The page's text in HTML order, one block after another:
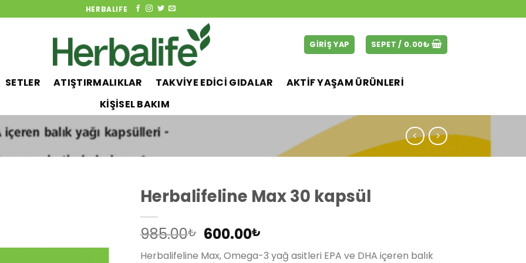
HERBALIFE
GIRIŞ YAP SEPET / 0.00₺
SETLER ATIŞTIRMALIKLAR TAKVİYE EDİCİ GIDALAR
AKTİF YAŞAM ÜRÜNLERİ
KİŞİSEL BAKIM
wishlist
Herbalifeline Max 30 kapsül
985.00₺ Orijinal
fiyat:
600.00₺
andaki
Herbalifeline Max, Omega-3 yağ asitleri EPA ve DHA içeren balık